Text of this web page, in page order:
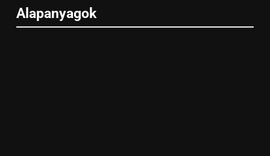
Alapanyagok